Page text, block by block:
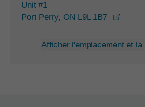
Unit #1
Port Perry, ON L9L 1B7
Afficher l'emplacement et la